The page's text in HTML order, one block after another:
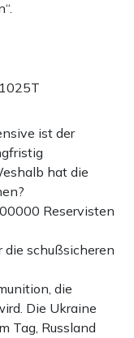
1025T
ist der
hat die
Reservisten
die schußsicheren
die
Die Ukraine
Tag, Russland